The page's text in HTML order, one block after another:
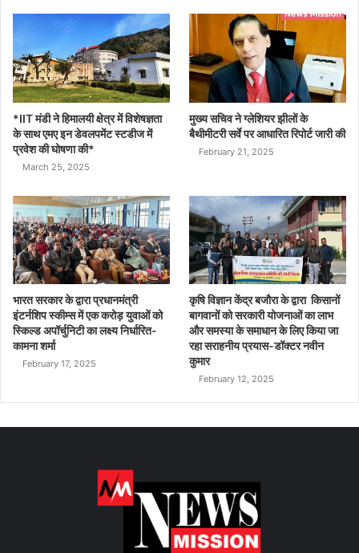
*IIT मंडी ने हिमालयी क्षेत्र में विशेषज्ञता
के साथ एमए इन डेवलपमेंट स्टडीज में
प्रवेश की घोषणा की*
March 25, 2025
मुख्य सचिव ने ग्लेशियर झीलों के
बैथीमीटरी सर्वे पर आधारित रिपोर्ट जारी की
February 21, 2025
भारत सरकार के द्वारा प्रधानमंत्री
इंटर्नशिप स्कीम्स में एक करोड़ युवाओं को
स्किल्ड अपॉर्चुनिटी का लक्ष्य निर्धारित-
कामना शर्मा
February 17, 2025
कृषि विज्ञान केंद्र बजौरा के द्वारा किसानों
बागवानों को सरकारी योजनाओं का लाभ
और समस्या के समाधान के लिए किया जा
रहा सराहनीय प्रयास-डॉक्टर नवीन
कुमार
February 12, 2025